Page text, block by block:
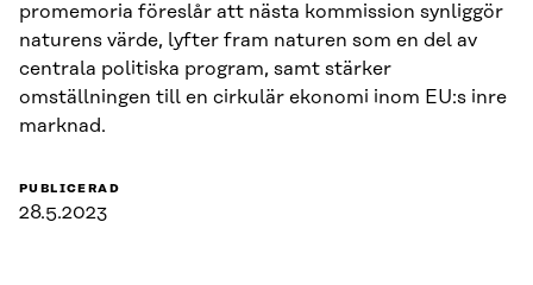
promemoria föreslår att nästa kommission synliggör
naturens värde, lyfter fram naturen som en del av
centrala politiska program, samt stärker
omställningen till en cirkulär ekonomi inom EU:s inre
marknad.
PUBLICERAD
28.5.2023